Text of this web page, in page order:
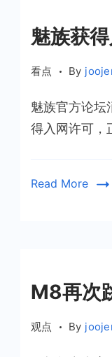
魅族获
看点 By
魅族官方论坛
得入网许可
Read More
M8再次
观点 By